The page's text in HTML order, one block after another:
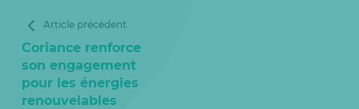
Article précédent
Coriance renforce
son engagement
pour les énergies
renouvelables